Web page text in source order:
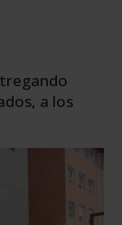
a los